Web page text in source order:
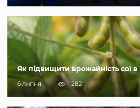
Як підвищити врожайність сої в
6 липня 1 282